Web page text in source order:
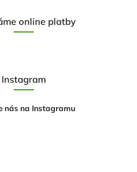
online platby
Instagram
nás na Instagramu